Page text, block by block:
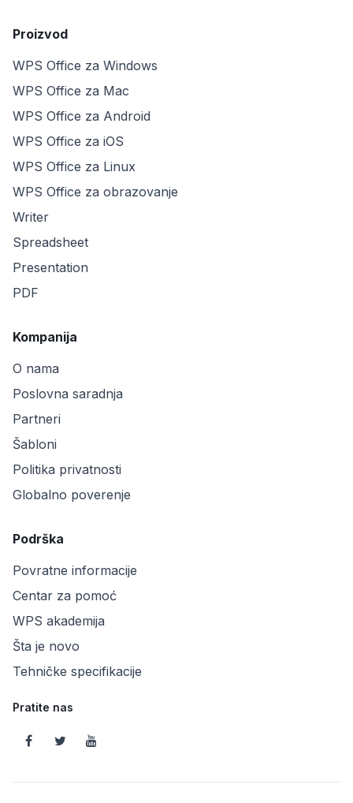
Proizvod
WPS Office za Windows
WPS Office za Mac
WPS Office za Android
WPS Office za iOS
WPS Office za Linux
WPS Office za obrazovanje
Writer
Spreadsheet
Presentation
PDF
Kompanija
O nama
Poslovna saradnja
Partneri
Šabloni
Politika privatnosti
Globalno poverenje
Podrška
Povratne informacije
Centar za pomoć
WPS akademija
Šta je novo
Tehničke specifikacije
Pratite nas